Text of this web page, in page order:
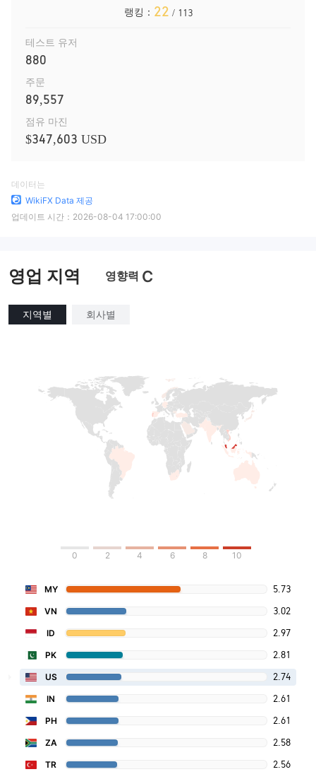
랭킹： 22 / 113
테스트 유저
880
주문
89,557
점유 마진
$347,603 USD
데이터는
WikiFX Data 제공
업데이트 시간： 2026-08-04 17:00:00
영업 지역 영향력 C
지역별 회사별
0 2 4 6 8 10
MY 5.73
VN 3.02
ID 2.97
PK 2.81
US 2.74
IN 2.61
PH 2.61
ZA 2.58
TR 2.56